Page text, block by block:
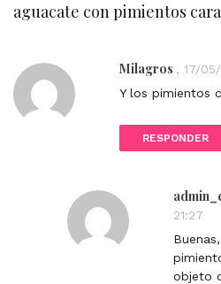
aguacate con pimientos
Milagros , 17/
Y los pimientos
RESPONDER
21:27
objeto